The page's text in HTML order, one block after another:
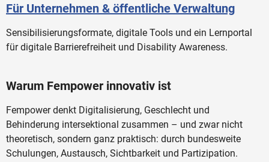
Für Unternehmen & öffentliche Verwaltung
Sensibilisierungsformate, digitale Tools und ein Lernportal
für digitale Barrierefreiheit und Disability Awareness.
Warum Fempower innovativ ist
Fempower denkt Digitalisierung, Geschlecht und
Behinderung intersektional zusammen – und zwar nicht
theoretisch, sondern ganz praktisch: durch bundesweite
Schulungen, Austausch, Sichtbarkeit und Partizipation.